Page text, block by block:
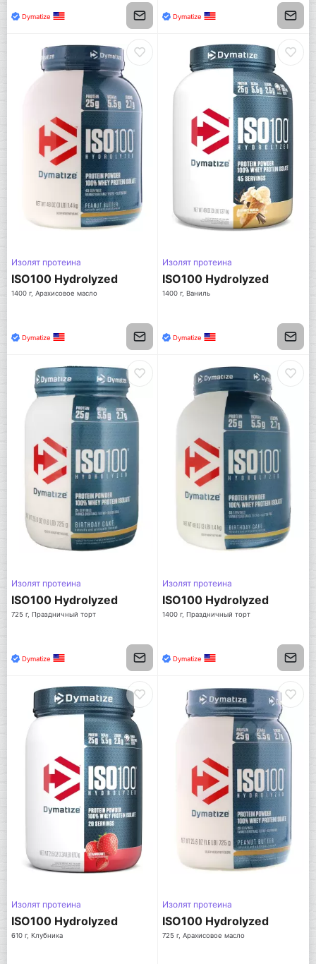
Dymatize Dymatize
Изолят протеина
ISO100 Hydrolyzed
1400 г, Арахисовое масло
Dymatize
Изолят протеина
ISO100 Hydrolyzed
1400 г, Ваниль
Dymatize
Изолят протеина
ISO100 Hydrolyzed
725 г, Праздничный торт
Dymatize
Изолят протеина
ISO100 Hydrolyzed
1400 г, Праздничный торт
Dymatize
Изолят протеина
ISO100 Hydrolyzed
610 г, Клубника
Изолят протеина
ISO100 Hydrolyzed
725 г, Арахисовое масло